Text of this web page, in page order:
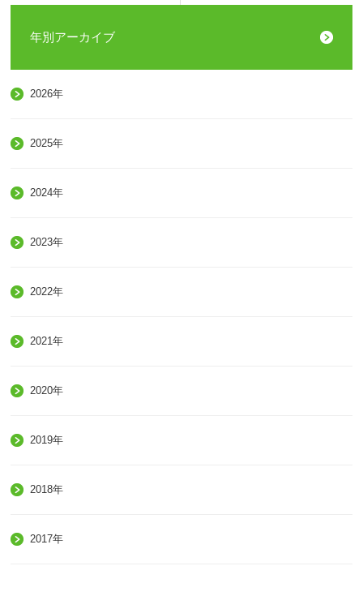
年別アーカイブ
2026年
2025年
2024年
2023年
2022年
2021年
2020年
2019年
2018年
2017年